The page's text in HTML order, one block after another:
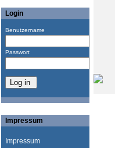
Login
Benutzername
Passwort
Impressum
Impressum